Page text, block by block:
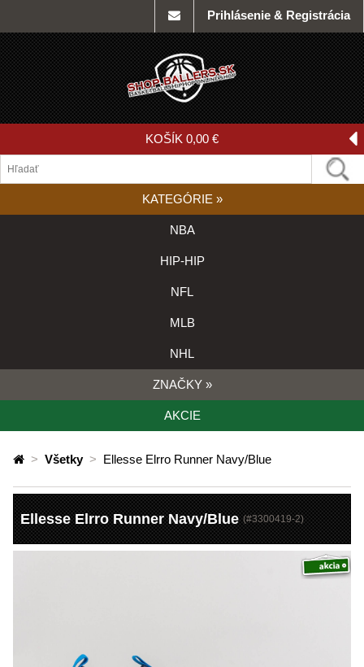
Prihlásenie & Registrácia
KOŠÍK 0,00 €
KATEGÓRIE »
NBA
HIP-HIP
NFL
MLB
NHL
ZNAČKY »
AKCIE
> Všetky > Ellesse Elrro Runner Navy/Blue
Ellesse Elrro Runner Navy/Blue (#3300419-2)